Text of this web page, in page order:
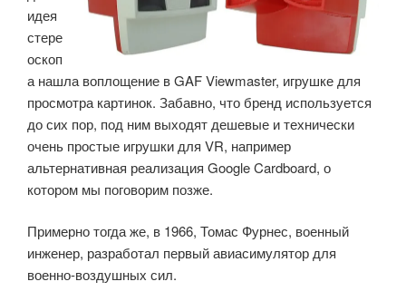
идея
стере
оскоп
а нашла воплощение в GAF Viewmaster, игрушке для
просмотра картинок. Забавно, что бренд используется
до сих пор, под ним выходят дешевые и технически
очень простые игрушки для VR, например
альтернативная реализация Google Cardboard, о
котором мы поговорим позже.
Примерно тогда же, в 1966, Томас Фурнес, военный
инженер, разработал первый авиасимулятор для
военно-воздушных сил.